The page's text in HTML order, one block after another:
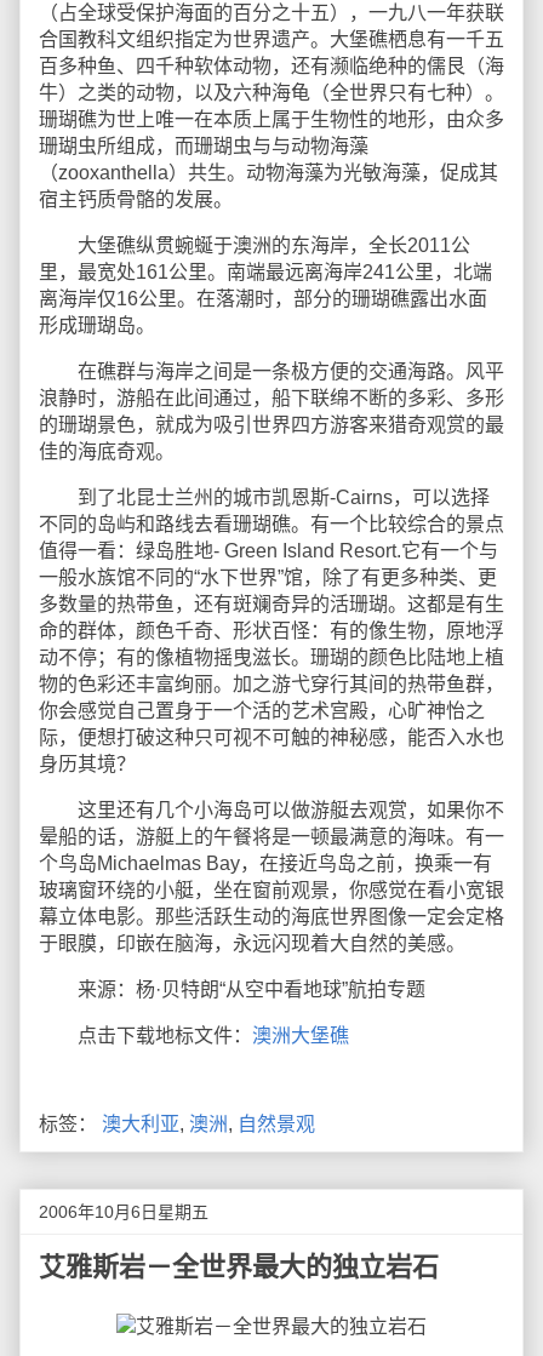
（占全球受保护海面的百分之十五），一九八一年获联
合国教科文组织指定为世界遗产。大堡礁栖息有一千五
百多种鱼、四千种软体动物，还有濒临绝种的儒艮（海
牛）之类的动物，以及六种海龟（全世界只有七种）。
珊瑚礁为世上唯一在本质上属于生物性的地形，由众多
珊瑚虫所组成，而珊瑚虫与与动物海藻
（zooxanthella）共生。动物海藻为光敏海藻，促成其
宿主钙质骨骼的发展。
大堡礁纵贯蜿蜒于澳洲的东海岸，全长2011公
里，最宽处161公里。南端最远离海岸241公里，北端
离海岸仅16公里。在落潮时，部分的珊瑚礁露出水面
形成珊瑚岛。
在礁群与海岸之间是一条极方便的交通海路。风平
浪静时，游船在此间通过，船下联绵不断的多彩、多形
的珊瑚景色，就成为吸引世界四方游客来猎奇观赏的最
佳的海底奇观。
到了北昆士兰州的城市凯恩斯-Cairns，可以选择
不同的岛屿和路线去看珊瑚礁。有一个比较综合的景点
值得一看：绿岛胜地- Green Island Resort.它有一个与
一般水族馆不同的“水下世界”馆，除了有更多种类、更
多数量的热带鱼，还有斑斓奇异的活珊瑚。这都是有生
命的群体，颜色千奇、形状百怪：有的像生物，原地浮
动不停；有的像植物摇曳滋长。珊瑚的颜色比陆地上植
物的色彩还丰富绚丽。加之游弋穿行其间的热带鱼群，
你会感觉自己置身于一个活的艺术宫殿，心旷神怡之
际，便想打破这种只可视不可触的神秘感，能否入水也
身历其境？
这里还有几个小海岛可以做游艇去观赏，如果你不
晕船的话，游艇上的午餐将是一顿最满意的海味。有一
个鸟岛Michaelmas Bay，在接近鸟岛之前，换乘一有
玻璃窗环绕的小艇，坐在窗前观景，你感觉在看小宽银
幕立体电影。那些活跃生动的海底世界图像一定会定格
于眼膜，印嵌在脑海，永远闪现着大自然的美感。
来源：杨·贝特朗“从空中看地球”航拍专题
点击下载地标文件： 澳洲大堡礁
标签： 澳大利亚, 澳洲, 自然景观
2006年10月6日星期五
艾雅斯岩－全世界最大的独立岩石